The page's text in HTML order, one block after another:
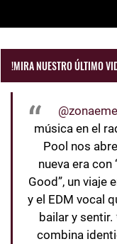
!MIRA NUESTRO ÚLTIMO
música en el
Pool nos
nueva era con
Good”, un viaje
y el EDM vocal
bailar y sentir.
combina